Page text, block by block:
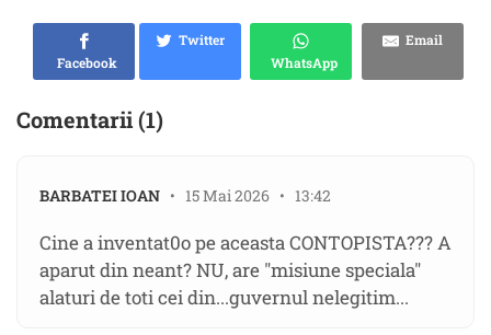
Facebook
Twitter
WhatsApp
Email
Comentarii (1)
BARBATEI IOAN • 15 Mai 2026 • 13:42
Cine a inventat0o pe aceasta CONTOPISTA??? A
aparut din neant? NU, are "misiune speciala"
alaturi de toti cei din...guvernul nelegitim...